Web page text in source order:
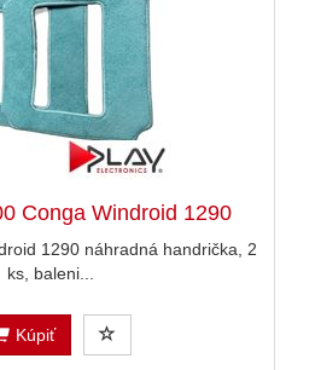
Conga Windroid 1290
1290 náhradná handrička, 2
ks, baleni...
Kúpiť